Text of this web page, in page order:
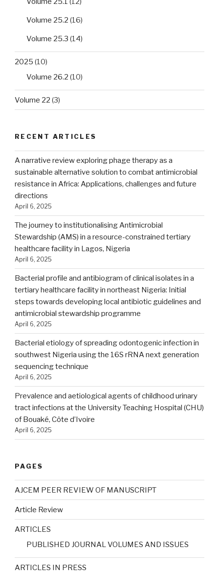
Volume 25.2 (16)
Volume 25.3 (14)
2025 (10)
Volume 26.2 (10)
Volume 22 (3)
RECENT ARTICLES
A narrative review exploring phage therapy as a
sustainable alternative solution to combat antimicrobial
resistance in Africa: Applications, challenges and future
directions
April 6, 2025
The journey to institutionalising Antimicrobial
Stewardship (AMS) in a resource-constrained tertiary
healthcare facility in Lagos, Nigeria
April 6, 2025
Bacterial profile and antibiogram of clinical isolates in a
tertiary healthcare facility in northeast Nigeria: Initial
steps towards developing local antibiotic guidelines and
antimicrobial stewardship programme
April 6, 2025
Bacterial etiology of spreading odontogenic infection in
southwest Nigeria using the 16S rRNA next generation
sequencing technique
April 6, 2025
Prevalence and aetiological agents of childhood urinary
tract infections at the University Teaching Hospital (CHU)
of Bouaké, Côte d’Ivoire
April 6, 2025
PAGES
AJCEM PEER REVIEW OF MANUSCRIPT
Article Review
ARTICLES
PUBLISHED JOURNAL VOLUMES AND ISSUES
ARTICLES IN PRESS